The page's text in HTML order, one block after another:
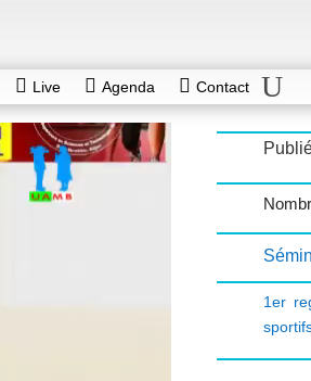
Live Agenda Contact
1er